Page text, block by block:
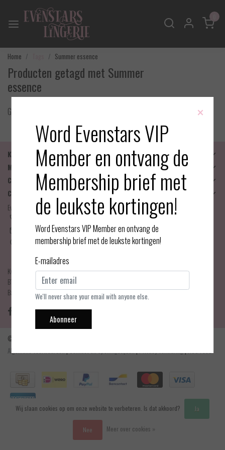
Home Summer essence
Producten getagd met Summer
essence
Geen producten gevonden!
Klantenservice
Mijn account
Categorieën
Contactgegevens
Evenstars Lingerie
06-25536043
info@evenstarslingerie.com
Haarlemmerdijk 21
KvK Number: 75017679
BTW-number: NL001595356B03
Bankrekening: NL75 INGB 0778 3839 97
© Copyright 2026 - Evenstars Lingerie | Realisatie
Algemene voorwaarden|Contact en openingstijden|Privacy verklaring|RSS Feed
×
Word Evenstars VIP
Member en ontvang de
Membership brief met
de leukste kortingen!
Word Evenstars VIP Member en ontvang de
membership brief met de leukste kortingen!
E-mailadres
We'll never share your email with anyone else.
Abonneer
Wij slaan cookies op om onze website te verbeteren. Is dat akkoord? Ja
Nee Meer over cookies »